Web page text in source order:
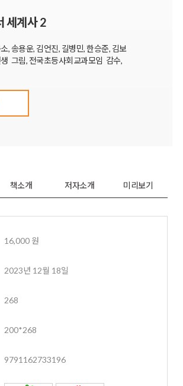
세계사 2
, 송용운, 김언진, 길병민, 한승준, 김보
그림, 전국초등사회교과모임 감수,
책소개 저자소개 미리보기
16,000 원
2023년 12월 18일
268
200*268
9791162733196